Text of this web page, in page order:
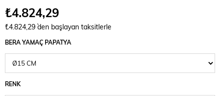
₺4.824,29
₺4.824,29 `den başlayan taksitlerle
BERA YAMAÇ PAPATYA
RENK